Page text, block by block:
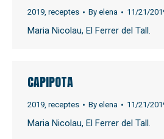
2019, receptes By elena 11/21/
Maria Nicolau, El Ferrer del Tall.
CAPIPOTA
2019, receptes By elena 11/21/
Maria Nicolau, El Ferrer del Tall.